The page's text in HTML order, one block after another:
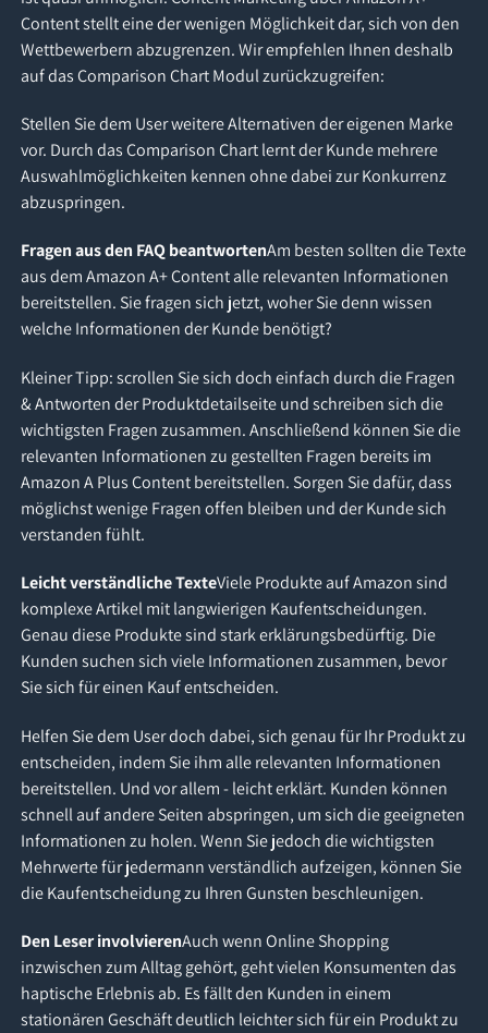
Content stellt eine der wenigen Möglichkeit dar, sich von den
Wettbewerbern abzugrenzen. Wir empfehlen Ihnen deshalb
auf das Comparison Chart Modul zurückzugreifen:
Stellen Sie dem User weitere Alternativen der eigenen Marke
vor. Durch das Comparison Chart lernt der Kunde mehrere
Auswahlmöglichkeiten kennen ohne dabei zur Konkurrenz
abzuspringen.
Fragen aus den FAQ beantwortenAm besten sollten die Texte
aus dem Amazon A+ Content alle relevanten Informationen
bereitstellen. Sie fragen sich jetzt, woher Sie denn wissen
welche Informationen der Kunde benötigt?
Kleiner Tipp: scrollen Sie sich doch einfach durch die Fragen
& Antworten der Produktdetailseite und schreiben sich die
wichtigsten Fragen zusammen. Anschließend können Sie die
relevanten Informationen zu gestellten Fragen bereits im
Amazon A Plus Content bereitstellen. Sorgen Sie dafür, dass
möglichst wenige Fragen offen bleiben und der Kunde sich
verstanden fühlt.
Leicht verständliche TexteViele Produkte auf Amazon sind
komplexe Artikel mit langwierigen Kaufentscheidungen.
Genau diese Produkte sind stark erklärungsbedürftig. Die
Kunden suchen sich viele Informationen zusammen, bevor
Sie sich für einen Kauf entscheiden.
Helfen Sie dem User doch dabei, sich genau für Ihr Produkt zu
entscheiden, indem Sie ihm alle relevanten Informationen
bereitstellen. Und vor allem - leicht erklärt. Kunden können
schnell auf andere Seiten abspringen, um sich die geeigneten
Informationen zu holen. Wenn Sie jedoch die wichtigsten
Mehrwerte für jedermann verständlich aufzeigen, können Sie
die Kaufentscheidung zu Ihren Gunsten beschleunigen.
Den Leser involvierenAuch wenn Online Shopping
inzwischen zum Alltag gehört, geht vielen Konsumenten das
haptische Erlebnis ab. Es fällt den Kunden in einem
stationären Geschäft deutlich leichter sich für ein Produkt zu